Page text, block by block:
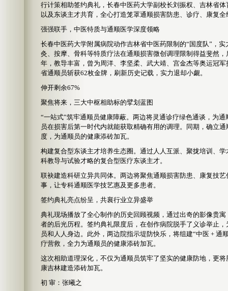
行计策相助签约典礼，长春中医药大学副校长刘振权、吉林省
以及东谈主才共育，全心打造笼罩通顺损害防患、诊疗、康复
强强联手，中医特质与通顺医学深度领略
长春中医药大学附属病院动作吉林省中医药限制的“国度队”，
灸、按摩、骨科等特质疗法在通顺损害微创调理限制得益斐然
年，教导丰富，曾为周洋、李坚柔、武大靖、宫金杰等奥运冠
省通顺员斩获62枚金牌，刷新历史记载，实力退却小觑。
伸开剩余67%
聚焦将来，三大中枢相助标的擘划蓝图
“一站式”筑牢通顺员健康障蔽。两边将灵通诊疗绿色通谈，为
员在损害后第一时代内就能获取精确有用的调理。同期，确立
度，为通顺员的健康添砖加瓦。
构建复合型东谈主才培养生态圈。通过人人互派、聚拢培训、
科教导与试验才略的复合型医疗东谈主才。
联袂建造科研立异共同体。两边将聚焦通顺损害防患、康复技
事，让专科通顺医学技艺惠及更多患者。
签约典礼亮点纷呈，共襄行业立异盛举
典礼现场播放了全心制作的历史回顾视频，通过出奇的影像贵
者的后光历程。签约典礼限度后，在创作病院脱手了义诊举止
员和人人身边。此外，两边院指示堤防快乐，将组建“中医 +
疗营救，全力为通顺员的健康添砖加瓦。
这次相助道理深化，不仅为通顺员筑牢了坚实的健康防地，更
康吉林建造添砖加瓦。
初 审：张曦之